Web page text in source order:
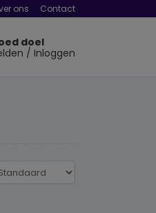
ons Contact
doel
/ Inloggen